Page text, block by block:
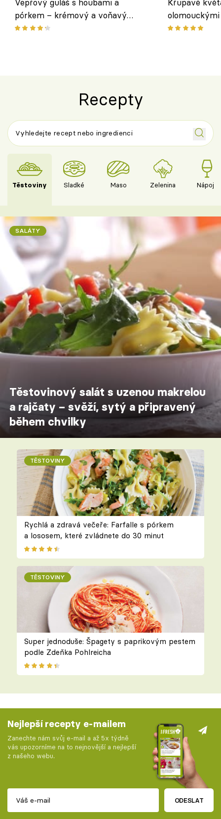
Vepřový guláš s houbami a
pórkem – krémový a voňavý
pokrm z jednoho hrnce
Křupavé
bezlepkový
Recepty
Těstoviny Sladké Maso Zelenina Nápoje
SALÁTY
Těstovinový salát s uzenou makrelou
a rajčaty – svěží, sytý a připravený
během chvilky
TĚSTOVINY
Rychlá a zdravá večeře: Farfalle s pórkem
a lososem, které zvládnete do 30 minut
TĚSTOVINY
Super jednoduše: Špagety s paprikovým pestem
podle Zdeňka Pohlreicha
Nejlepší recepty e-mailem
Zanechte nám svůj e-mail a až 5x týdně
vás upozorníme na to nejnovější a nejlepší
z našeho webu.
ODESLAT